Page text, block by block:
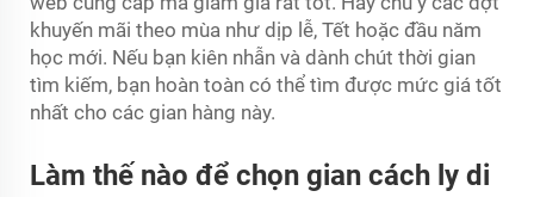
khuyến mãi theo mùa như dịp lễ, Tết hoặc đầu năm
học mới. Nếu bạn kiên nhẫn và dành chút thời gian
tìm kiếm, bạn hoàn toàn có thể tìm được mức giá tốt
nhất cho các gian hàng này.
Làm thế nào để chọn gian cách ly di